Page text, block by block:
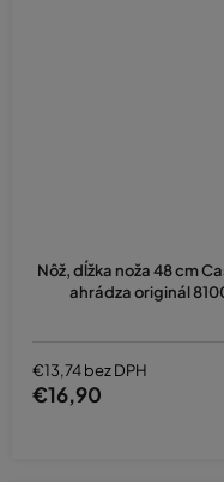
Nôž, dĺžka noža 48 cm
ahrádza originál
€13,74 bez DPH
€16,90